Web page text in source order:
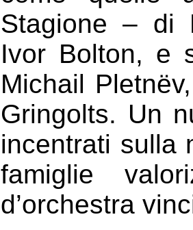
Stagione – di
Ivor Bolton, e
Michail
Gringolts. Un
incentrati sulla
famiglie
d’orchestra